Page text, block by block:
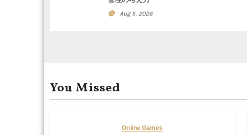
n
Aug 5, 2026
You Missed
Online Games